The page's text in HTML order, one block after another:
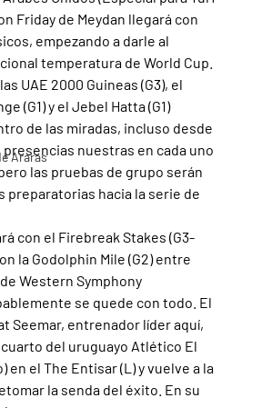
Araras
Friday de Meydan llegará con
empezando a darle al
temperatura de World Cup.
UAE 2000 Guineas (G3), el
(G1) y el Jebel Hatta (G1)
de las miradas, incluso desde
nuestras en cada uno
las pruebas de grupo serán
preparatorias hacia la serie de
con el Firebreak Stakes (G3-
la Godolphin Mile (G2) entre
Western Symphony
se quede con todo. El
Seemar, entrenador líder aquí,
del uruguayo Atlético El
en el The Entisar (L) y vuelve a la
la senda del éxito. En su